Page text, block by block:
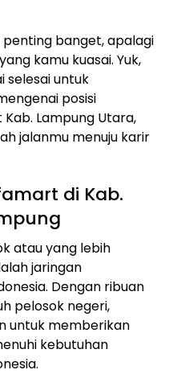
banget, apalagi
kamu kuasai. Yuk,
selesai untuk
posisi
Lampung Utara,
jalanmu menuju karir
di Kab.
atau yang lebih
jaringan
Dengan ribuan
pelosok negeri,
untuk memberikan
kebutuhan